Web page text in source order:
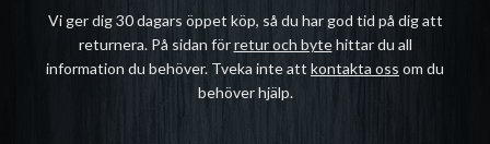
Vi ger dig 30 dagars öppet köp, så du har god tid på dig att
returnera. På sidan förretur och bytehittar du all
information du behöver. Tveka inte att kontakta oss om du
behöver hjälp.